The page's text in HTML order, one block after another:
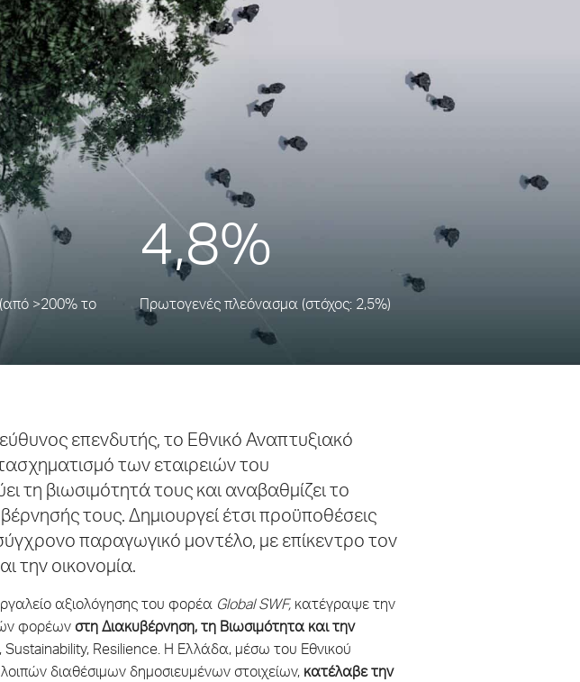
>200% το
4,8%
Πρωτογενές πλεόνασμα (στόχος: 2,5%)
επενδυτής, το Εθνικό Αναπτυξιακό
των εταιρειών του
τη βιωσιμότητά τους και αναβαθμίζει το
τους. Δημιουργεί έτσι προϋποθέσεις
παραγωγικό μοντέλο, με επίκεντρο τον
την οικονομία.
αξιολόγησης του φορέα Global SWF, κατέγραψε την
φορέων στη Διακυβέρνηση, τη Βιωσιμότητα και την
Sustainability, Resilience. Η Ελλάδα, μέσω του Εθνικού
διαθέσιμων δημοσιευμένων στοιχείων, κατέλαβε την